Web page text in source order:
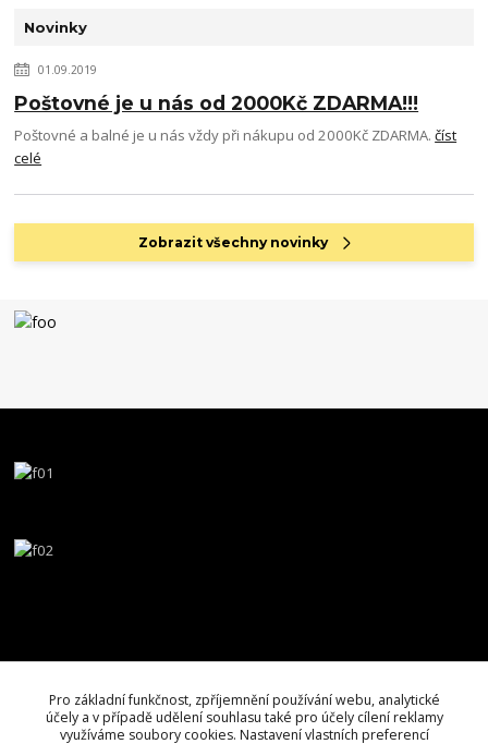
Novinky
01.09.2019
Poštovné je u nás od 2000Kč ZDARMA!!!
Poštovné a balné je u nás vždy při nákupu od 2000Kč ZDARMA.číst
celé
Zobrazit všechny novinky
Pro základní funkčnost, zpříjemnění používání webu, analytické
účely a v případě udělení souhlasu také pro účely cílení reklamy
využíváme soubory cookies. Nastavení vlastních preferencí